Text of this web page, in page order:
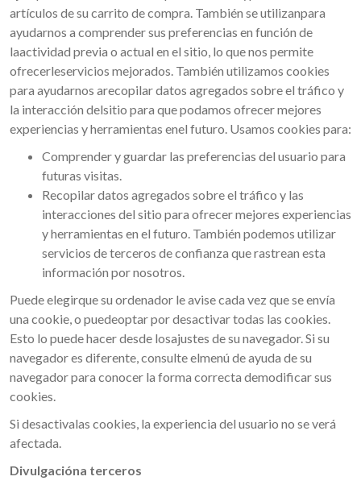
artículos de su carrito de compra. También se utilizanpara
ayudarnos a comprender sus preferencias en función de
laactividad previa o actual en el sitio, lo que nos permite
ofrecerleservicios mejorados. También utilizamos cookies
para ayudarnos arecopilar datos agregados sobre el tráfico y
la interacción delsitio para que podamos ofrecer mejores
experiencias y herramientas enel futuro. Usamos cookies para:
Comprender y guardar las preferencias del usuario para
futuras visitas.
Recopilar datos agregados sobre el tráfico y las
interacciones del sitio para ofrecer mejores experiencias
y herramientas en el futuro. También podemos utilizar
servicios de terceros de confianza que rastrean esta
información por nosotros.
Puede elegirque su ordenador le avise cada vez que se envía
una cookie, o puedeoptar por desactivar todas las cookies.
Esto lo puede hacer desde losajustes de su navegador. Si su
navegador es diferente, consulte elmenú de ayuda de su
navegador para conocer la forma correcta demodificar sus
cookies.
Si desactivalas cookies, la experiencia del usuario no se verá
afectada.
Divulgacióna terceros